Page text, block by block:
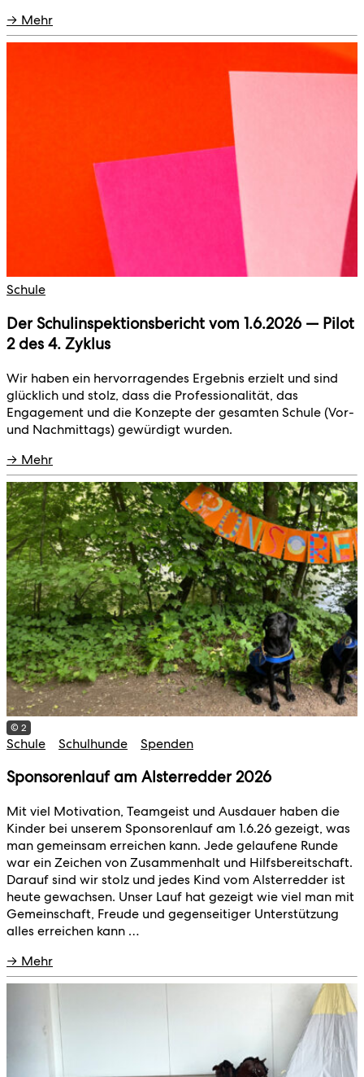
→ Mehr
Schule
Der Schulinspektionsbericht vom 1.6.2026 — Pilot
2 des 4. Zyklus
Wir haben ein hervorragendes Ergebnis erzielt und sind
glücklich und stolz, dass die Professionalität, das
Engagement und die Konzepte der gesamten Schule (Vor-
und Nachmittags) gewürdigt wurden.
→ Mehr
© 2
Schule Schulhunde Spenden
Sponsorenlauf am Alsterredder 2026
Mit viel Motivation, Teamgeist und Ausdauer haben die
Kinder bei unserem Sponsorenlauf am 1.6.26 gezeigt, was
man gemeinsam erreichen kann. Jede gelaufene Runde
war ein Zeichen von Zusammenhalt und Hilfsbereitschaft.
Darauf sind wir stolz und jedes Kind vom Alsterredder ist
heute gewachsen. Unser Lauf hat gezeigt wie viel man mit
Gemeinschaft, Freude und gegenseitiger Unterstützung
alles erreichen kann …
→ Mehr